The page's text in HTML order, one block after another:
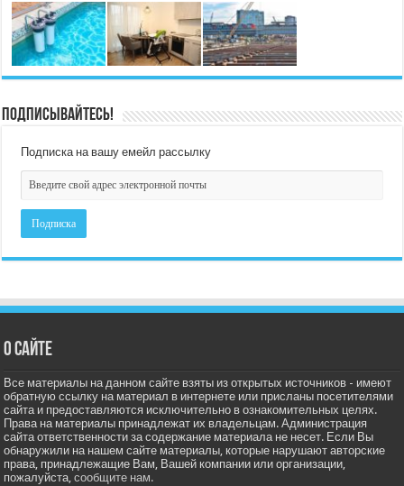
Подписывайтесь!
Подписка на вашу емейл рассылку
О сайте
Все материалы на данном сайте взяты из открытых источников - имеют
обратную ссылку на материал в интернете или присланы посетителями
сайта и предоставляются исключительно в ознакомительных целях.
Права на материалы принадлежат их владельцам. Администрация
сайта ответственности за содержание материала не несет. Если Вы
обнаружили на нашем сайте материалы, которые нарушают авторские
права, принадлежащие Вам, Вашей компании или организации,
пожалуйста,сообщите нам.